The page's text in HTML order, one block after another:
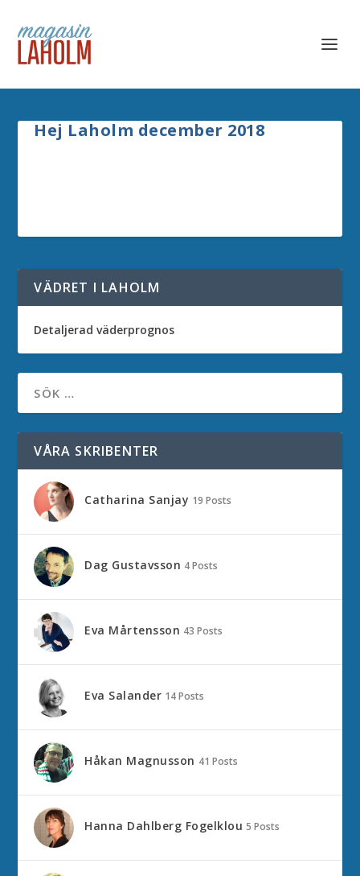
Hej Laholm december 2018
VÄDRET I LAHOLM
Detaljerad väderprognos
VÅRA SKRIBENTER
Catharina Sanjay 19 Posts
Dag Gustavsson 4 Posts
Eva Mårtensson 43 Posts
Eva Salander 14 Posts
Håkan Magnusson 41 Posts
Hanna Dahlberg Fogelklou 5 Posts